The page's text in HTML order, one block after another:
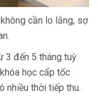
cần lo lắng, sợ
3 đến 5 tháng tuỳ
học cấp tốc
nhiều thời tiếp thu.